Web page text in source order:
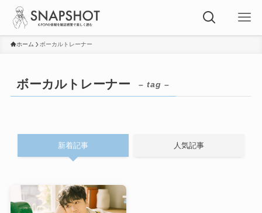
ホーム ボーカルトレーナー
ボーカルトレーナー – tag –
新着記事 人気記事